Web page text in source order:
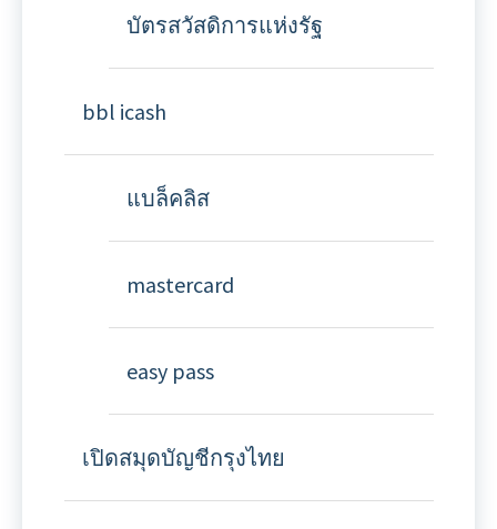
บัตรสวัสดิการแห่งรัฐ
bbl icash
แบล็คลิส
mastercard
easy pass
เปิดสมุดบัญชีกรุงไทย